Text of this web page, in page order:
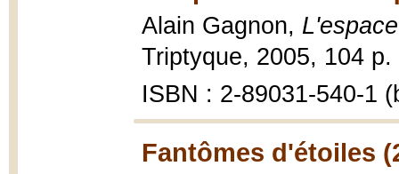
Alain Gagnon,
Triptyque, 2005, 104
ISBN : 2-89031-540-1
Fantômes d'étoiles